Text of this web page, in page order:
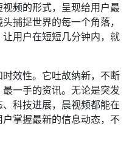
频的形式，呈现给用户最
捕捉世界的每一个角落，
用户在短短几分钟内，就
效性。它吐故纳新，不断
一手的资讯。无论是突发
科技进展，晨视频都能在
掌握最新的信息动态，不